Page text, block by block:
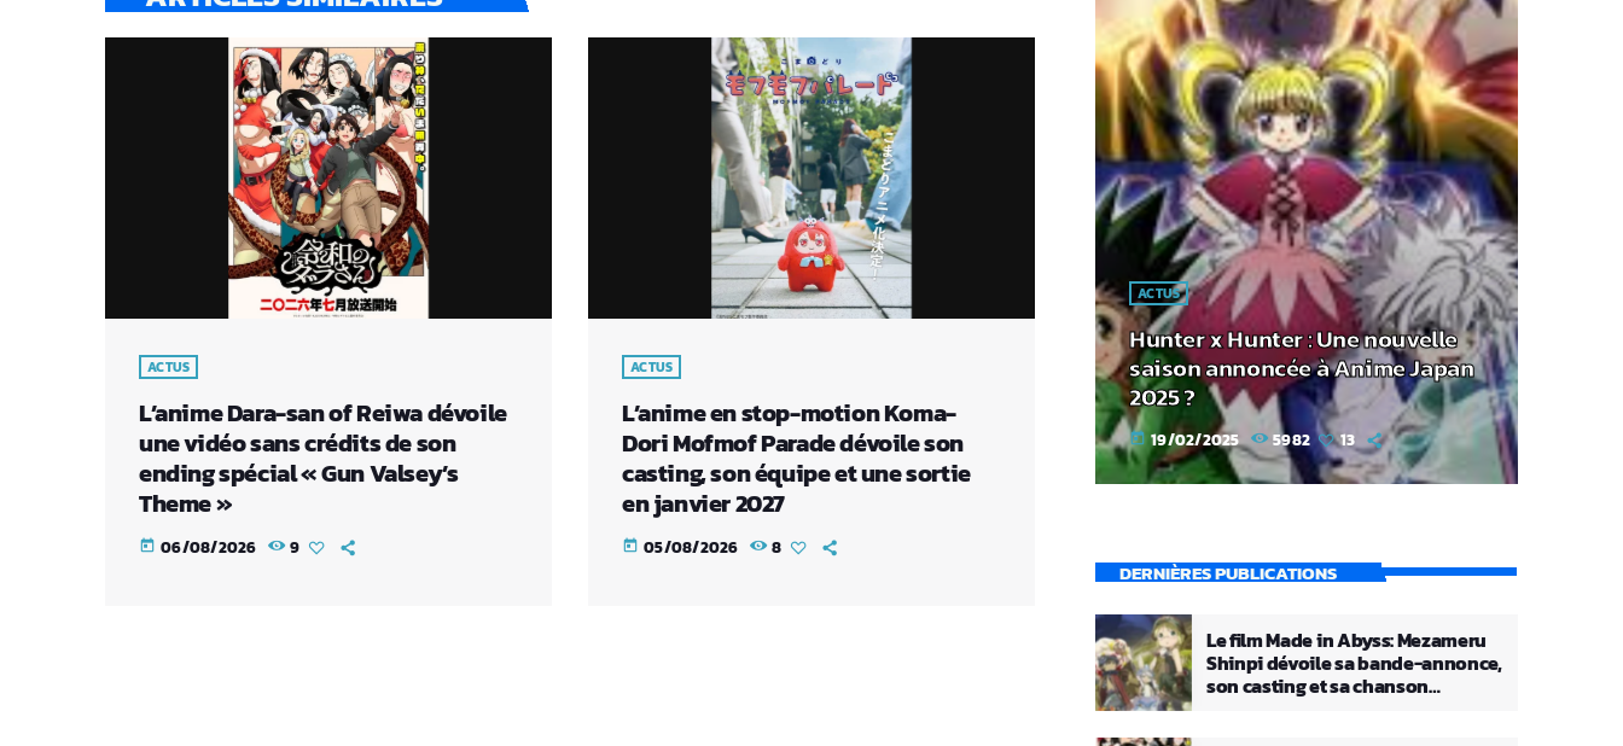
ACTUS
L’anime Dara-san of Reiwa dévoile
une vidéo sans crédits de son
ending spécial « Gun Valsey’s
Theme »
today 06/08/2026 9
ACTUS
L’anime en stop-motion Koma-
Dori Mofmof Parade dévoile son
casting, son équipe et une sortie
en janvier 2027
today 05/08/2026 8
ACTUS
Hunter x Hunter : Une nouvelle
saison annoncée à Anime Japan
2025 ?
today 19/02/2025 5982 13
DERNIÈRES PUBLICATIONS
Le film Made in Abyss: Mezameru
Shinpi dévoile sa bande-annonce,
son casting et sa chanson